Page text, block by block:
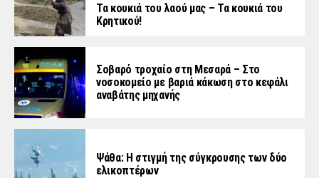
Τα κουκιά του λαού μας – Τα κουκιά του
Κρητικού!
Σοβαρό τροχαίο στη Μεσαρά – Στο
νοσοκομείο με βαριά κάκωση στο κεφάλι
αναβάτης μηχανής
Ψάθα: Η στιγμή της σύγκρουσης των δύο
ελικοπτέρων